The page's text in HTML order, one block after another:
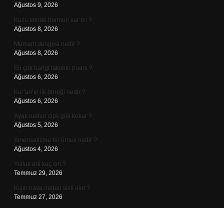
Ağustos 9, 2026
Kuzu etinde hormon var mı ?
Ağustos 8, 2026
Moment dengesi nedir ?
Ağustos 8, 2026
En çok hangi takımın puanı ?
Ağustos 6, 2026
Kur’an’ın ilk örneği nedir ?
Ağustos 6, 2026
Ayak neden cips gibi kokar ?
Ağustos 5, 2026
Amensalizme bir örnek nedir ?
Ağustos 4, 2026
Yolluk eni kaç cm ?
Temmuz 29, 2026
Kışın hava neden sisli olur ?
Temmuz 27, 2026